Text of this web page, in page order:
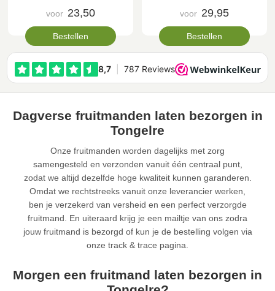
voor 23,50
Bestellen
voor 29,95
Bestellen
Dagverse fruitmanden laten bezorgen in
Tongelre
Onze fruitmanden worden dagelijks met zorg
samengesteld en verzonden vanuit één centraal punt,
zodat we altijd dezelfde hoge kwaliteit kunnen garanderen.
Omdat we rechtstreeks vanuit onze leverancier werken,
ben je verzekerd van versheid en een perfect verzorgde
fruitmand. En uiteraard krijg je een mailtje van ons zodra
jouw fruitmand is bezorgd of kun je de bestelling volgen via
onze track & trace pagina.
Morgen een fruitmand laten bezorgen in